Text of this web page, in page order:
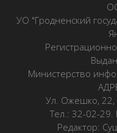
УО "Гродненский
Министерство
Ул. Ожешко, 22,
Тел.: 32-02-29.
Редактор: